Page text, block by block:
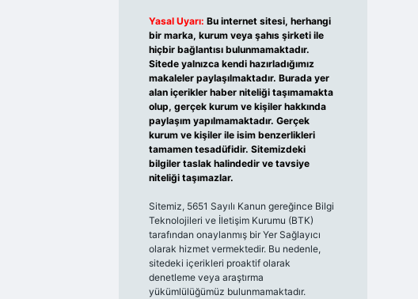
Yasal Uyarı: Bu internet sitesi, herhangi
bir marka, kurum veya şahıs şirketi ile
hiçbir bağlantısı bulunmamaktadır.
Sitede yalnızca kendi hazırladığımız
makaleler paylaşılmaktadır. Burada yer
alan içerikler haber niteliği taşımamakta
olup, gerçek kurum ve kişiler hakkında
paylaşım yapılmamaktadır. Gerçek
kurum ve kişiler ile isim benzerlikleri
tamamen tesadüfidir. Sitemizdeki
bilgiler taslak halindedir ve tavsiye
niteliği taşımazlar.
Sitemiz, 5651 Sayılı Kanun gereğince Bilgi
Teknolojileri ve İletişim Kurumu (BTK)
tarafından onaylanmış bir Yer Sağlayıcı
olarak hizmet vermektedir. Bu nedenle,
sitedeki içerikleri proaktif olarak
denetleme veya araştırma
yükümlülüğümüz bulunmamaktadır.